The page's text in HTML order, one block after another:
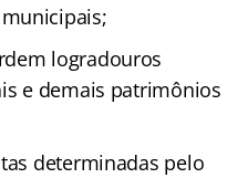
logradouros
e demais patrimônios
determinadas pelo